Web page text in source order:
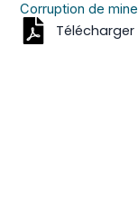
Corruption de
Télécharger